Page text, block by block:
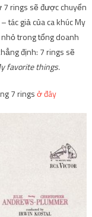
7 rings sẽ được chuyển
tác giả của ca khúc My
trong tổng doanh
định: 7 rings sẽ
favorite things.
7 ringsở đây